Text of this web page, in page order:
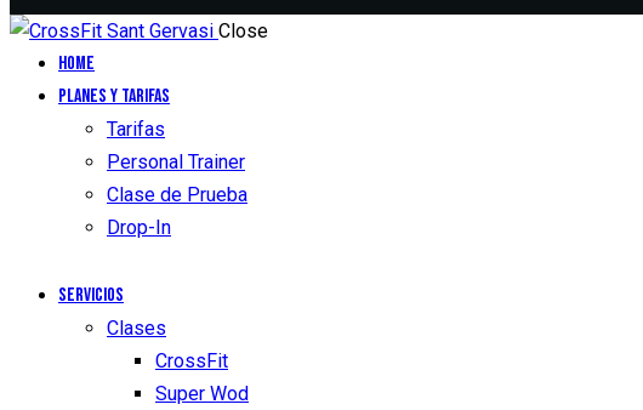
Close
Home
Planes y Tarifas
Tarifas
Personal Trainer
Clase de Prueba
Drop-In
Servicios
Clases
CrossFit
Super Wod